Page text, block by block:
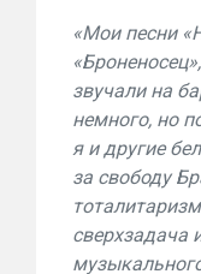
«Мои песни
звучали на
немного, но
я и другие
за свободу
сверхзадача